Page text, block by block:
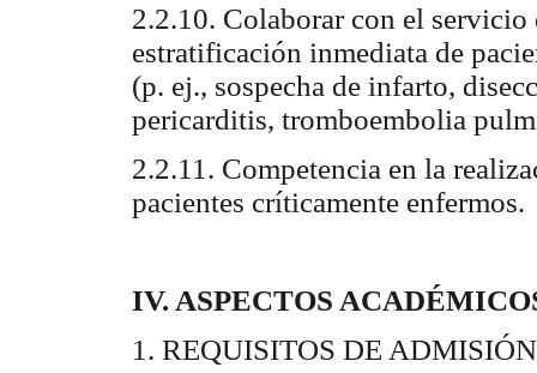
2.2.10. Colaborar con el
estratificación inmediata de
(p. ej., sospecha de infarto,
pericarditis, tromboembolia
2.2.11. Competencia en la
pacientes críticamente enfermos.
IV. ASPECTOS
1. REQUISITOS DE ADMISIÓN